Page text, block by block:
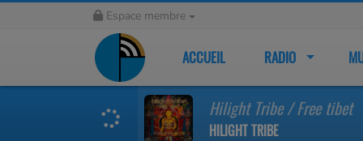
Espace membre
ACCUEIL RADIO
Hilight Tribe / Free tibet
HILIGHT TRIBE